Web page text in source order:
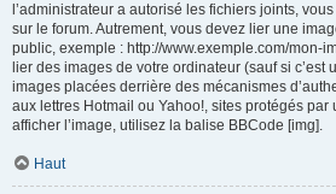
l’administrateur a autorisé les fichiers joints,
sur le forum. Autrement, vous devez lier une
public, exemple : http://www.exemple.com/mon-
lier des images de votre ordinateur (sauf si c’est
images placées derrière des mécanismes
aux lettres Hotmail ou Yahoo!, sites protégés par
afficher l’image, utilisez la balise BBCode [img].
Haut